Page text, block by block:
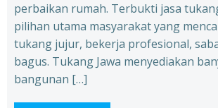
perbaikan rumah. Terbukti jasa
pilihan utama masyarakat yang
tukang jujur, bekerja profesional,
bagus. Tukang Jawa menyediakan
bangunan […]